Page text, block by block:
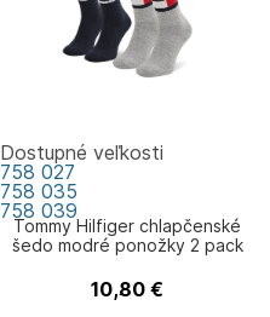
Tommy Hilfiger chlapčenské
šedo modré ponožky 2 pack
Tommy Hilfiger
10,80 €
Dostupné veľkosti
758 027
758 035
758 039